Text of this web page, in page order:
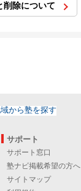
削除について
サポート
サポート窓口
塾ナビ掲載希望の方へ
サイトマップ